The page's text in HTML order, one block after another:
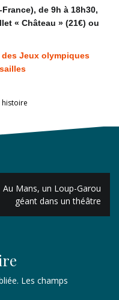
de 9h à 18h30,
« Château » (21€) ou
des Jeux olympiques
histoire
Au Mans, un Loup-Garou
géant dans un théâtre
Les champs